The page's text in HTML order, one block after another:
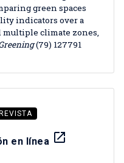
green spaces
indicators over a
climate zones,
(79) 127791
en línea launch